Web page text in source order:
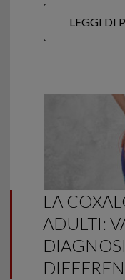
LEGGI DI
LA
ADULTI:
DIAGNOSI